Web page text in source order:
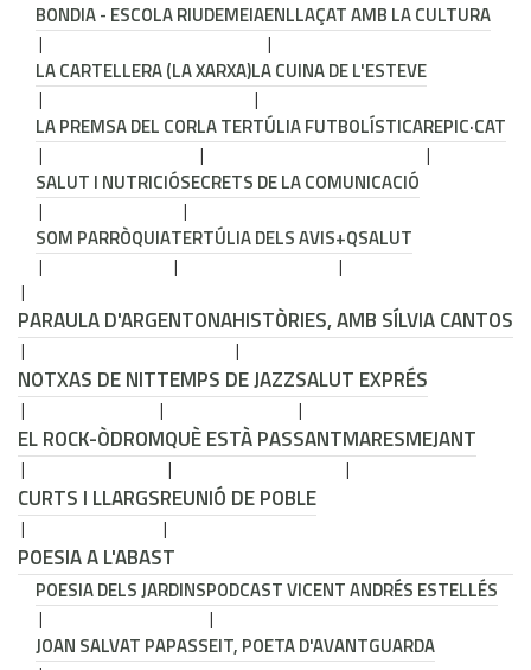
BONDIA - ESCOLA RIUDEMEIAENLLAÇAT AMB LA CULTURA
LA CARTELLERA (LA XARXA)LA CUINA DE L'ESTEVE
LA PREMSA DEL CORLA TERTÚLIA FUTBOLÍSTICAREPIC·CAT
SALUT I NUTRICIÓSECRETS DE LA COMUNICACIÓ
SOM PARRÒQUIATERTÚLIA DELS AVIS+QSALUT
PARAULA D'ARGENTONAHISTÒRIES, AMB SÍLVIA CANTOS
NOTXAS DE NITTEMPS DE JAZZSALUT EXPRÉS
EL ROCK-ÒDROMQUÈ ESTÀ PASSANTMARESMEJANT
CURTS I LLARGSREUNIÓ DE POBLE
POESIA A L'ABAST
POESIA DELS JARDINSPODCAST VICENT ANDRÉS ESTELLÉS
JOAN SALVAT PAPASSEIT, POETA D'AVANTGUARDA